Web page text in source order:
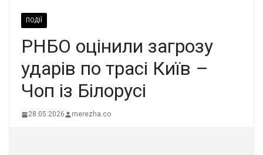
ПОДІЇ
РНБО оцінили загрозу
ударів по трасі Київ –
Чоп із Білорусі
28.05.2026 merezha.co